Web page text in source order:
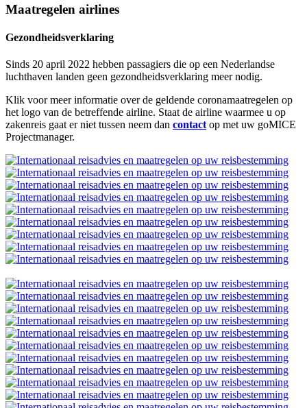
Maatregelen airlines
Gezondheidsverklaring
Sinds 20 april 2022 hebben passagiers die op een Nederlandse
luchthaven landen geen gezondheidsverklaring meer nodig.
Klik voor meer informatie over de geldende coronamaatregelen op
het logo van de betreffende airline. Staat de airline waarmee u op
zakenreis gaat er niet tussen neem dan contact op met uw goMICE
Projectmanager.